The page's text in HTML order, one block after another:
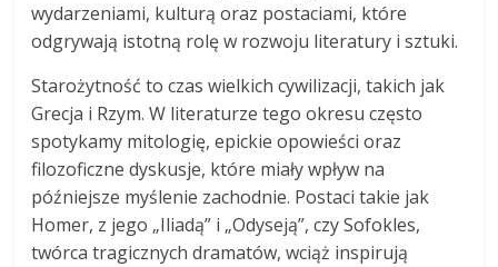
wydarzeniami, kulturą oraz postaciami, które
odgrywają istotną rolę w rozwoju literatury i sztuki.
Starożytność to czas wielkich cywilizacji, takich jak
Grecja i Rzym. W literaturze tego okresu często
spotykamy mitologię, epickie opowieści oraz
filozoficzne dyskusje, które miały wpływ na
późniejsze myślenie zachodnie. Postaci takie jak
Homer, z jego „Iliadą” i „Odyseją”, czy Sofokles,
twórca tragicznych dramatów, wciąż inspirują